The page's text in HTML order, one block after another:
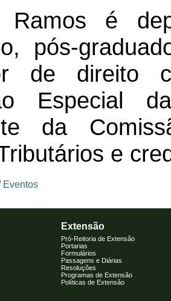
Ramos é
pós-
de direito
Especial
da
e
Eventos
Extensão
Pró-Reitoria de Extensão
Portarias
Formulários
Passagens e Diárias
Resoluções
Programas de Extensão
Políticas de Extensão